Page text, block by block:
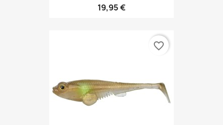
19,95 €
favorite_border